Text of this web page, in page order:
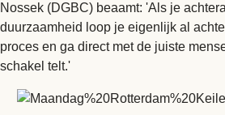
Nossek (DGBC) beaamt: 'Als je
duurzaamheid loop je eigenlijk al
proces en ga direct met de juiste
schakel telt.'